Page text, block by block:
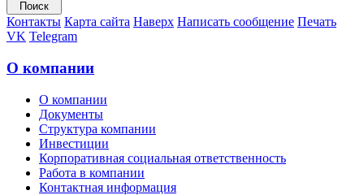
Контакты Карта сайта Наверх Написать сообщение Печать
VK Telegram
О компании
О компании
Документы
Структура компании
Инвестиции
Корпоративная социальная ответственность
Работа в компании
Контактная информация